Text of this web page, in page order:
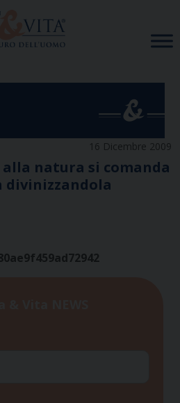
16 Dicembre 2009
alla natura si comanda
divinizzandola